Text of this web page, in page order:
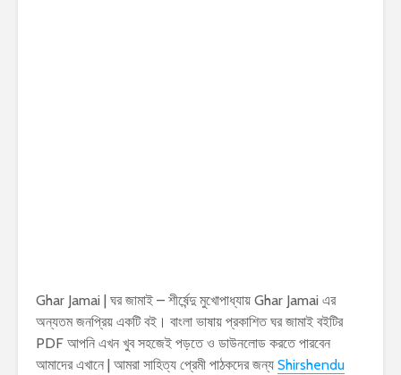
Ghar Jamai | ঘর জামাই – শীর্ষেন্দু মুখোপাধ্যায় Ghar Jamai এর
অন্যতম জনপ্রিয় একটি বই। বাংলা ভাষায় প্রকাশিত ঘর জামাই বইটির
PDF আপনি এখন খুব সহজেই পড়তে ও ডাউনলোড করতে পারবেন
আমাদের এখানে | আমরা সাহিত্য প্রেমী পাঠকদের জন্য Shirshendu